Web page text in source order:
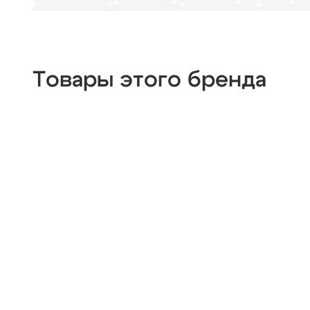
Товары этого бренда